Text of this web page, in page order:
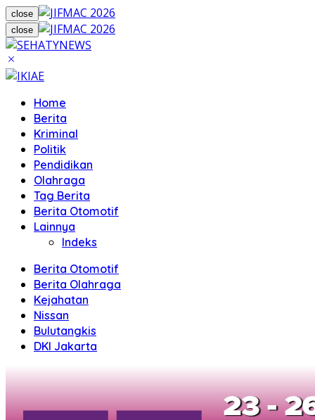
close
close
Home
Berita
Kriminal
Politik
Pendidikan
Olahraga
Tag Berita
Berita Otomotif
Lainnya
Indeks
Berita Otomotif
Berita Olahraga
Kejahatan
Nissan
Bulutangkis
DKI Jakarta